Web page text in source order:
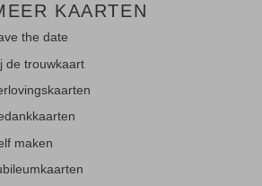
KAARTEN
the date
de trouwkaart
maken